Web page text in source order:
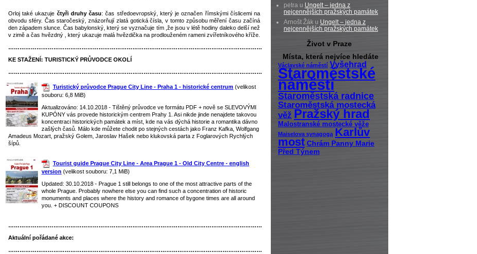
Orloj také ukazuje čtyři druhy času: čas středoevropský, který je označen římskými číslicemi na
obvodu sféry. Čas staročeský, znázorňují zlatá gotická čísla, v tomto způsobu měření času začíná
den západem slunce. Čas babylonský, který se vyznačuje tím ,že jsou v létě hodiny daleko delší než
v zimě a čas hvězdný , který ukazuje malá hvězdička na prodlouženém rameni zvířetníkového kříže.
………………………………………………………………………………………………………………………
KE STAŽENÍ: TURISTICKÝ PRŮVODCE OKOLÍ
………………………………………………………………………………………………………………………
Turistický průvodce Prague City Line - Praha 1 - historické centrum (velikost
souboru: 6,8 MiB)
Aktualizováno: 14.10.2018 - Tištěný průvodce ve formátu PDF + nově se SLEVOVÝMI
KUPÓNY vás provede historickým centrem Prahy 1. Asi nikde jinde nenajdete takovou
koncentraci historických památek a míst, kde na vás dýchá historie a romantika dávno
zašlých časů. Málo kde můžete chodit po stejných cestách jako Franz Kafka, Wolfgang
Amadeus Mozart, pražský Golem, Jaroslav Hašek nebo klukovská parta z Foglarových Rychlých
šípů.
Tourist guide Prague City Line - Area Prague 1 - Old City Centre - english
version (velikost souboru: 7,1 MiB)
Updated: 30.10.2018 - Prague 1 still belongs to one of the most attractive parts of the
whole Prague. Probably nowhere else you can find such a concentration of historic
monuments and places where the history and romance of bygone times are all around
you. + DISCOUNT COUPONS
………………………………………………………………………………………………………………………
Aktuální pořádané akce:
………………………………………………………………………………………………………………………
petra u Ungelt – jedna z
nejcennějších pražských památek
Arnošt Žák u Ungelt – jedna z
nejcennějších pražských památek
Život v Praze
Místa, která nejvíce hledáte
Václavské náměstí Vyšehrad
Staroměstské
náměstí
Staroměstská radnice
Staroměstská mostecká
věž Pražský hrad
Malostranské mostecké věže
Maiselova synagoga Karlův
most Chrám Panny Marie
Před Týnem